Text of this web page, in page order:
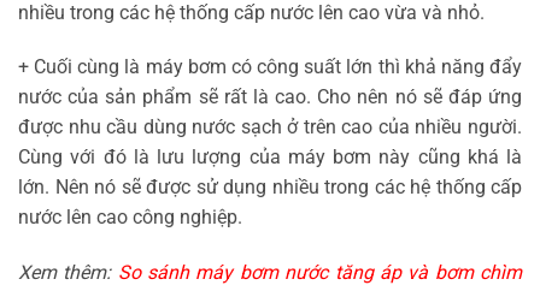
nhiều trong các hệ thống cấp nước lên cao vừa và nhỏ.
+ Cuối cùng là máy bơm có công suất lớn thì khả năng đẩy
nước của sản phẩm sẽ rất là cao. Cho nên nó sẽ đáp ứng
được nhu cầu dùng nước sạch ở trên cao của nhiều người.
Cùng với đó là lưu lượng của máy bơm này cũng khá là
lớn. Nên nó sẽ được sử dụng nhiều trong các hệ thống cấp
nước lên cao công nghiệp.
Xem thêm: So sánh máy bơm nước tăng áp và bơm chìm